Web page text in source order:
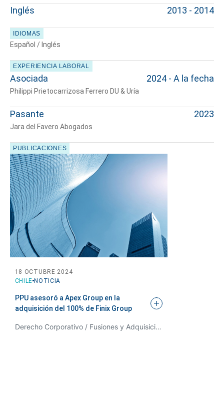
Cuéntanos, ¿Cómo
te podemos ayudar?
Inglés 2013 - 2014
IDIOMAS
Español / Inglés
EXPERIENCIA LABORAL
Asociada
Philippi Prietocarrizosa Ferrero DU & Uría
2024 - A la fecha
Pasante
Jara del Favero Abogados
2023
PUBLICACIONES
CHILE NOTICIA
18 OCTUBRE 2024
PPU asesoró a Apex Group en la
adquisición del 100% de Finix Group
Derecho Corporativo / Fusiones y Adquisiciones, Derecho Minero, Energía y Recursos Naturales